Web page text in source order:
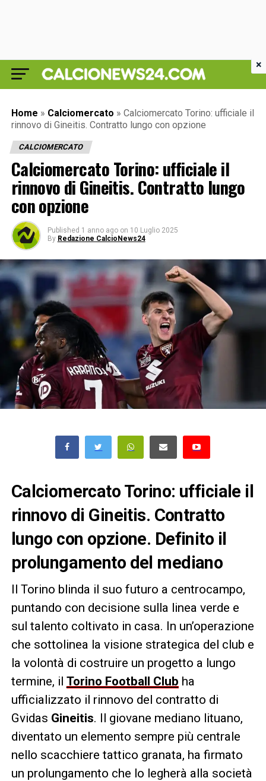
Home » Calciomercato » Calciomercato Torino: ufficiale il
rinnovo di Gineitis. Contratto lungo con opzione
CALCIOMERCATO
Calciomercato Torino: ufficiale il
rinnovo di Gineitis. Contratto lungo
con opzione
Published 1 anno ago on 10 Luglio 2025
By Redazione CalcioNews24
Calciomercato Torino: ufficiale il
rinnovo di Gineitis. Contratto
lungo con opzione. Definito il
prolungamento del mediano
Il Torino blinda il suo futuro a centrocampo,
puntando con decisione sulla linea verde e
sul talento coltivato in casa. In un’operazione
che sottolinea la visione strategica del club e
la volontà di costruire un progetto a lungo
termine, il Torino Football Club ha
ufficializzato il rinnovo del contratto di
Gvidas Gineitis. Il giovane mediano lituano,
diventato un elemento sempre più centrale
nello scacchiere tattico granata, ha firmato
un prolungamento che lo legherà alla società
×